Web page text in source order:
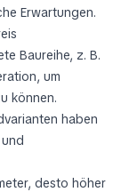
Erwartungen.
Baureihe, z. B.
um
können.
haben
desto höher